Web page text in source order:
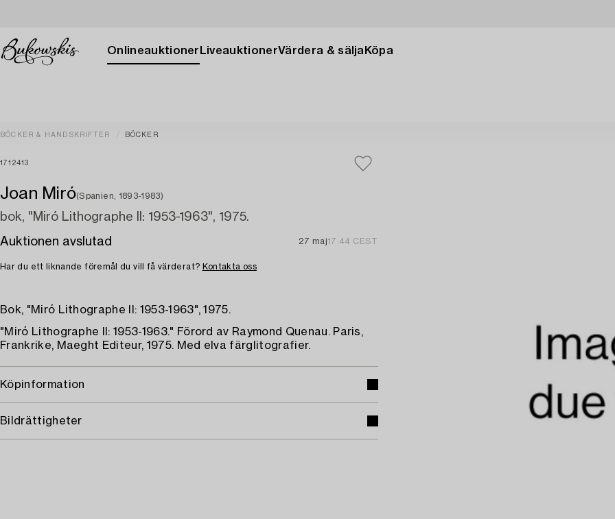
Onlineauktioner LiveauktionerVärdera & sälja Köpa
BÖCKER & HANDSKRIFTER BÖCKER
1712413
Joan Miró(Spanien, 1893-1983)
bok, "Miró Lithographe II: 1953-1963", 1975.
Auktionen avslutad
27 maj17:44 CEST
Har du ett liknande föremål du vill få värderat? Kontakta oss
Bok, "Miró Lithographe II: 1953-1963", 1975.
"Miró Lithographe II: 1953-1963." Förord av Raymond Quenau. Paris,
Frankrike, Maeght Editeur, 1975. Med elva färglitografier.
Köpinformation
Bildrättigheter